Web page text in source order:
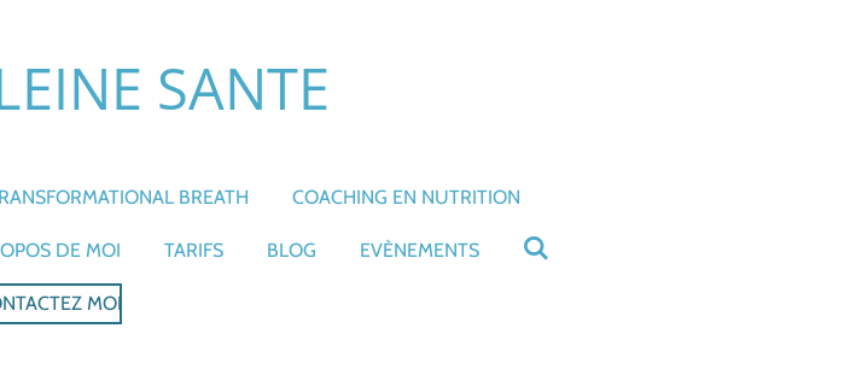
SANTE
BREATH COACHING EN NUTRITION
DE MOI TARIFS BLOG EVÈNEMENTS
MOI